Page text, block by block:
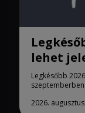
lehet
Legkésőbb
2026.